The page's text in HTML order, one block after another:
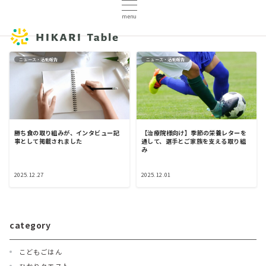
menu
ニュース・活動報告
勝ち食の取り組みが、インタビュー記
事として掲載されました
2025.12.27
ニュース・活動報告
【治療院様向け】季節の栄養レターを
通して、選手とご家族を支える取り組
み
2025.12.01
category
こどもごはん